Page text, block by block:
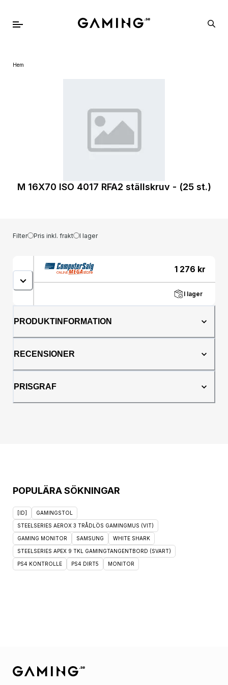
Hem
M 16X70 ISO 4017 RFA2 ställskruv - (25 st.)
Filter Pris inkl. frakt I lager
1 276 kr
I lager
PRODUKTINFORMATION
RECENSIONER
PRISGRAF
POPULÄRA SÖKNINGAR
[ID] GAMINGSTOL
STEELSERIES AEROX 3 TRÅDLÖS GAMINGMUS (VIT)
GAMING MONITOR SAMSUNG WHITE SHARK
STEELSERIES APEX 9 TKL GAMINGTANGENTBORD (SVART)
PS4 KONTROLLE PS4 DIRT5 MONITOR